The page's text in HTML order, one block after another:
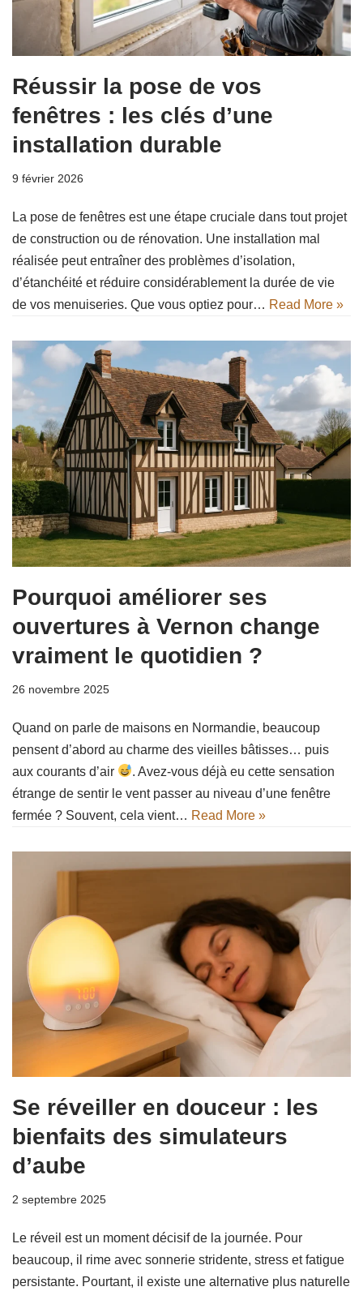
Réussir la pose de vos
fenêtres : les clés d’une
installation durable
9 février 2026
La pose de fenêtres est une étape cruciale dans tout projet
de construction ou de rénovation. Une installation mal
réalisée peut entraîner des problèmes d’isolation,
d’étanchéité et réduire considérablement la durée de vie
de vos menuiseries. Que vous optiez pour… Read More »
Pourquoi améliorer ses
ouvertures à Vernon change
vraiment le quotidien ?
26 novembre 2025
Quand on parle de maisons en Normandie, beaucoup
pensent d’abord au charme des vieilles bâtisses… puis
aux courants d’air
. Avez-vous déjà eu cette sensation
étrange de sentir le vent passer au niveau d’une fenêtre
fermée ? Souvent, cela vient… Read More »
Se réveiller en douceur : les
bienfaits des simulateurs
d’aube
2 septembre 2025
Le réveil est un moment décisif de la journée. Pour
beaucoup, il rime avec sonnerie stridente, stress et fatigue
persistante. Pourtant, il existe une alternative plus naturelle